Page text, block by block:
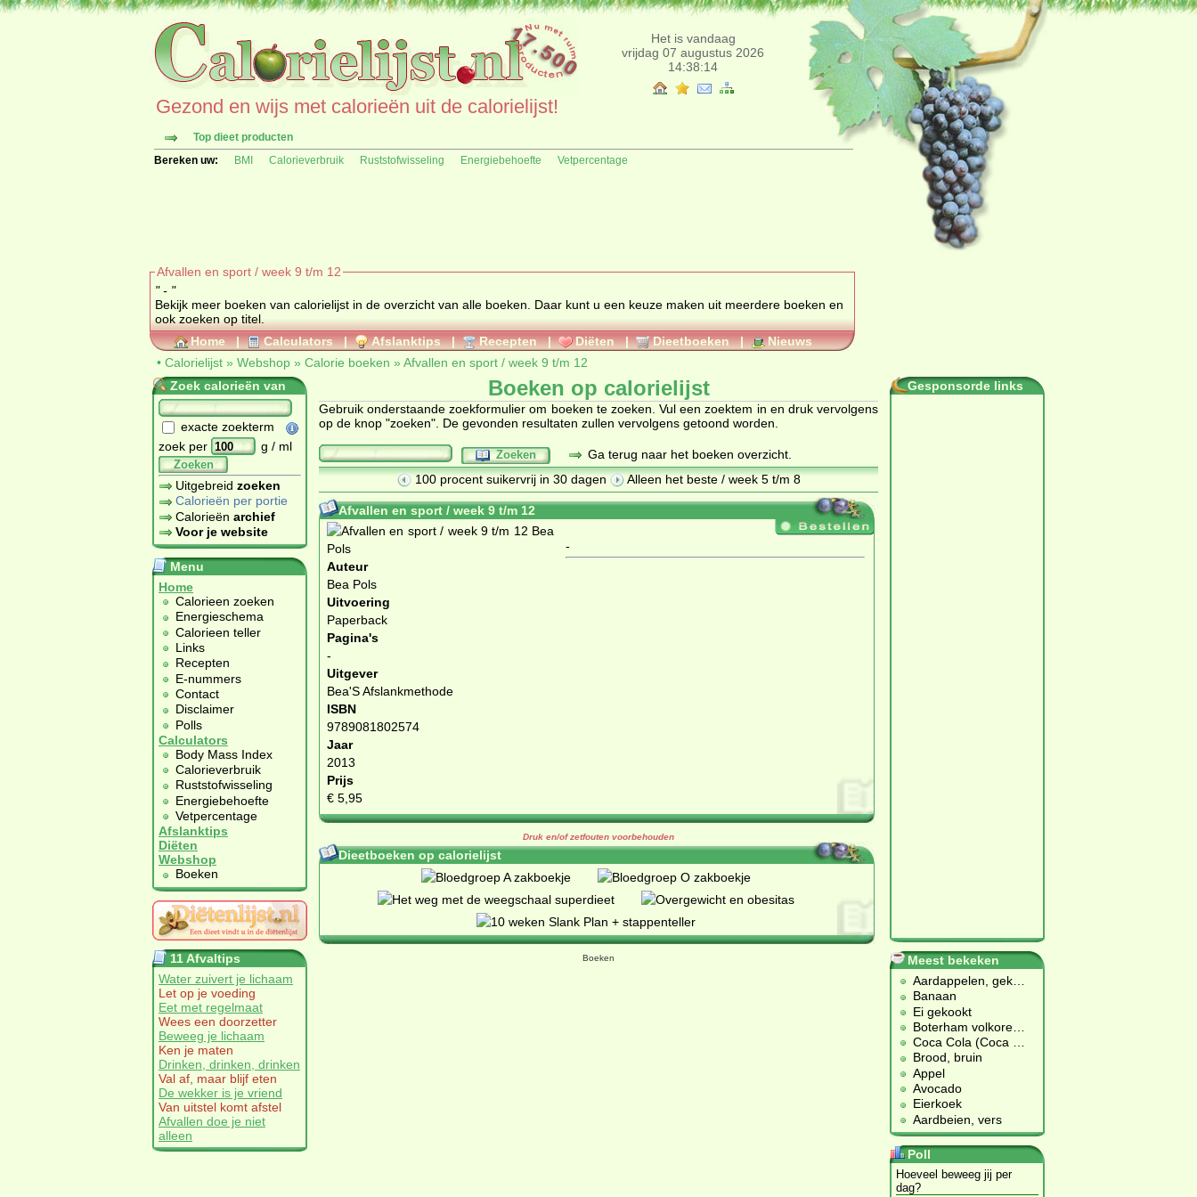
Het is vandaag
vrijdag 07 augustus 2026
14:38:14
Gezond en wijs met calorieën uit de calorielijst!
Top dieet producten
Bereken uw:
BMI Calorieverbruik Ruststofwisseling Energiebehoefte Vetpercentage
Afvallen en sport / week 9 t/m 12
" - "
Bekijk meer boeken van calorielijst in de overzicht van alle boeken. Daar kunt u een keuze maken uit meerdere boeken en
ook zoeken op titel.
Home | Calculators | Afslanktips | Recepten | Diëten | Dieetboeken |
Nieuws
• Calorielijst » Webshop » Calorie boeken » Afvallen en sport / week 9 t/m 12
Zoek calorieën van
exacte zoekterm
zoek per
g / ml
Zoeken
Uitgebreid zoeken
Calorieën per portie
Calorieën archief
Voor je website
Menu
Home
Calorieen zoeken
Energieschema
Calorieen teller
Links
Recepten
E-nummers
Contact
Disclaimer
Polls
Calculators
Body Mass Index
Calorieverbruik
Ruststofwisseling
Energiebehoefte
Vetpercentage
Afslanktips
Diëten
Webshop
Boeken
11 Afvaltips
Water zuivert je lichaam
Let op je voeding
Eet met regelmaat
Wees een doorzetter
Beweeg je lichaam
Ken je maten
Drinken, drinken, drinken
Val af, maar blijf eten
De wekker is je vriend
Van uitstel komt afstel
Afvallen doe je niet
alleen
Boeken op calorielijst
Gebruik onderstaande zoekformulier om boeken te zoeken. Vul een zoektem in en druk vervolgens
op de knop "zoeken". De gevonden resultaten zullen vervolgens getoond worden.
Zoeken
Ga terug naar het boeken overzicht.
100 procent suikervrij in 30 dagen
Alleen het beste / week 5 t/m 8
Afvallen en sport / week 9 t/m 12
Auteur
Bea Pols
Uitvoering
Paperback
Pagina's
-
Uitgever
Bea'S Afslankmethode
ISBN
9789081802574
Jaar
2013
Prijs
€ 5,95
-
Druk en/of zetfouten voorbehouden
Dieetboeken op calorielijst
Boeken
Gesponsorde links
Meest bekeken
Aardappelen, gek
Banaan
Ei gekookt
Boterham volkore
Coca Cola (Coca
Brood, bruin
Appel
Avocado
Eierkoek
Aardbeien, vers
Poll
Hoeveel beweeg jij per
dag?